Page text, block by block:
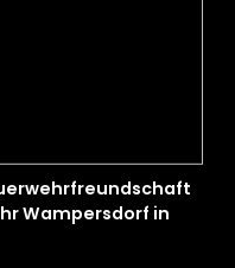
Wampersdorf in